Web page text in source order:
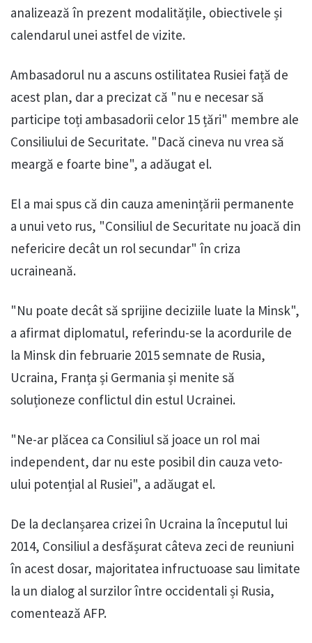
analizează în prezent modalitățile, obiectivele și
calendarul unei astfel de vizite.
Ambasadorul nu a ascuns ostilitatea Rusiei față de
acest plan, dar a precizat că "nu e necesar să
participe toți ambasadorii celor 15 țări" membre ale
Consiliului de Securitate. "Dacă cineva nu vrea să
meargă e foarte bine", a adăugat el.
El a mai spus că din cauza amenințării permanente
a unui veto rus, "Consiliul de Securitate nu joacă din
nefericire decât un rol secundar" în criza
ucraineană.
"Nu poate decât să sprijine deciziile luate la Minsk",
a afirmat diplomatul, referindu-se la acordurile de
la Minsk din februarie 2015 semnate de Rusia,
Ucraina, Franța și Germania și menite să
soluționeze conflictul din estul Ucrainei.
"Ne-ar plăcea ca Consiliul să joace un rol mai
independent, dar nu este posibil din cauza veto-
ului potențial al Rusiei", a adăugat el.
De la declanșarea crizei în Ucraina la începutul lui
2014, Consiliul a desfășurat câteva zeci de reuniuni
în acest dosar, majoritatea infructuoase sau limitate
la un dialog al surzilor între occidentali și Rusia,
comentează AFP.